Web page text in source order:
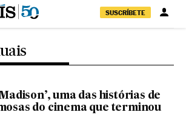
SUSCRÍBETE
uma das histórias de
do cinema que terminou